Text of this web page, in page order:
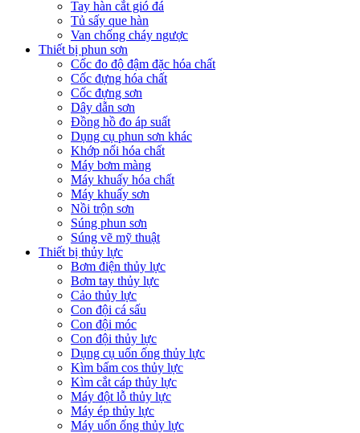
Tay hàn cắt gió đá
Tủ sấy que hàn
Van chống cháy ngược
Thiết bị phun sơn
Cốc đo độ đậm đặc hóa chất
Cốc đựng hóa chất
Cốc đựng sơn
Dây dẫn sơn
Đồng hồ đo áp suất
Dụng cụ phun sơn khác
Khớp nối hóa chất
Máy bơm màng
Máy khuấy hóa chất
Máy khuấy sơn
Nồi trộn sơn
Súng phun sơn
Súng vẽ mỹ thuật
Thiết bị thủy lực
Bơm điện thủy lực
Bơm tay thủy lực
Cảo thủy lực
Con đội cá sấu
Con đội móc
Con đội thủy lực
Dụng cụ uốn ống thủy lực
Kìm bấm cos thủy lực
Kìm cắt cáp thủy lực
Máy đột lỗ thủy lực
Máy ép thủy lực
Máy uốn ống thủy lực